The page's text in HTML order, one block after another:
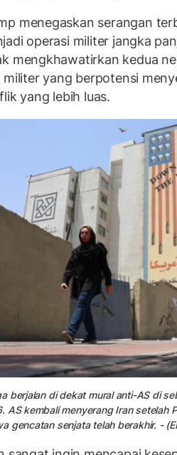
menegaskan serangan
operasi militer jangka
mengkhawatirkan kedua
militer yang berpotensi
yang lebih luas.
berjalan di dekat mural anti-AS di
AS kembali menyerang Iran setelah
gencatan senjata telah berakhir. -